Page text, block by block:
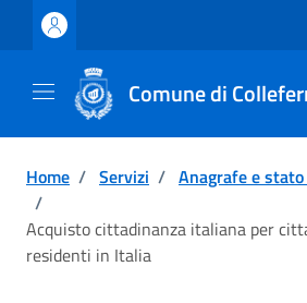
Vai ai contenuti
Vai al footer
Comune di
Home / Servizi / Anagrafe e
/
Acquisto cittadinanza italiana per
residenti in Italia